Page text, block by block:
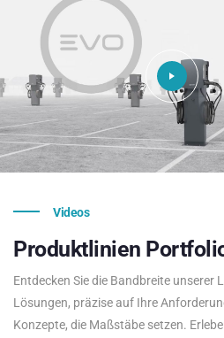
Videos
Produktlinien
Entdecken Sie die Bandbreite unserer
Lösungen, präzise auf Ihre
Konzepte, die Maßstäbe setzen.